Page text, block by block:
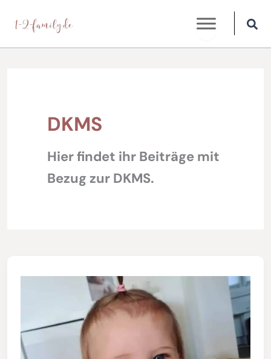
Inhalt
springen
DKMS
Hier findet ihr Beiträge mit
Bezug zur DKMS.